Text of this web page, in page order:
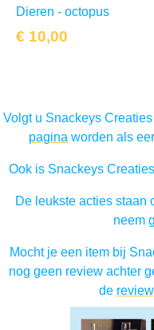
Dieren - octopus
€ 10,00
Volgt u Snackeys
pagina worden als
Ook is Snackeys
De leukste acties staan
neem
Mocht je een item bij
nog geen review achter
de